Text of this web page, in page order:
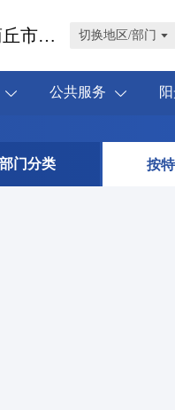
商丘市睢阳区 切换地区/部门
公共服务
门分类 按